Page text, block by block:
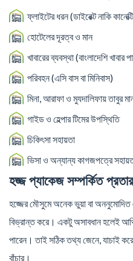
ফ্লাইটের ধরন (ডাইরেক্ট নাকি
হোটেলের দূরত্ব ও মান
খাবারের ব্যবস্থা (বাংলাদেশি খাবার
পরিবহন (এসি বাস বা মিনিবাস)
মিনা, আরাফা ও মুযদালিফায় তাবুর
গাইড ও হেল্পার টিমের উপস্থিতি
চিকিৎসা সহায়তা
ভিসা ও অন্যান্য কাগজপত্রে
হজ্জ প্যাকেজ সম্পর্কিত
হজ্জের মৌসুমে অনেক ভুয়া বা অননুমোদিত
বিভ্রান্ত করে। একটু অসাবধান হলেই
পারেন। তাই সঠিক তথ্য জেনে, যাচাই
বাঁচার।